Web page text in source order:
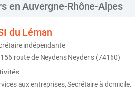
en Auvergne-Rhône-Alpes
du Léman
indépendante
156 route de Neydens Neydens (74160)
aux entreprises, Secrétaire à domicile.